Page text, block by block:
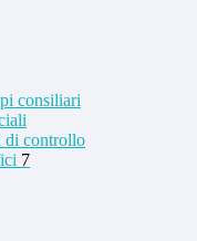
consiliari
di controllo
7